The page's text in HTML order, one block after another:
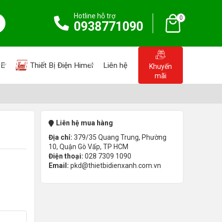
Hotline hỗ trợ
0938771090
0
Thiết Bị Điện Himel Liên hệ
Khuyến
mãi
Liên hệ mua hàng
Địa chỉ: 379/35 Quang Trung, Phường
10, Quận Gò Vấp, TP HCM
Điện thoại: 028 7309 1090
Email: pkd@thietbidienxanh.com.vn